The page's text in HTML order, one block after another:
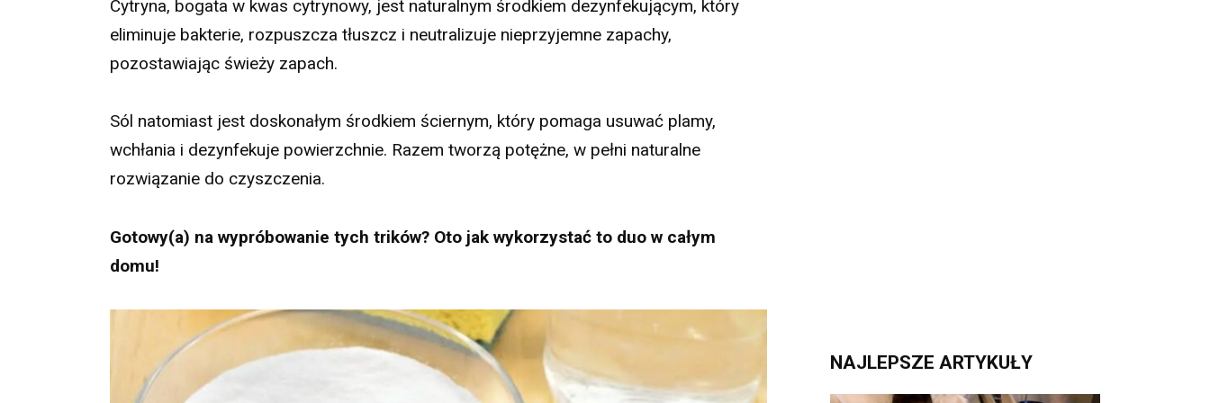
Cytryna, bogata w kwas cytrynowy, jest naturalnym środkiem dezynfekującym, który
eliminuje bakterie, rozpuszcza tłuszcz i neutralizuje nieprzyjemne zapachy,
pozostawiając świeży zapach.
Sól natomiast jest doskonałym środkiem ściernym, który pomaga usuwać plamy,
wchłania i dezynfekuje powierzchnie. Razem tworzą potężne, w pełni naturalne
rozwiązanie do czyszczenia.
Gotowy(a) na wypróbowanie tych trików? Oto jak wykorzystać to duo w całym
domu!
NAJLEPSZE ARTYKUŁY